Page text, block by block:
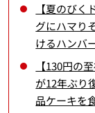
【夏のび
グにハマり
けるハンバ
【130円の
が12年ぶり
品ケーキを